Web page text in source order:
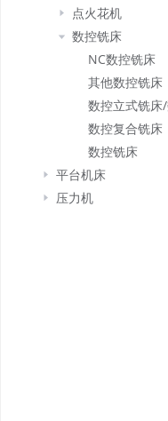
点火花机
数控铣床
NC数控铣床
其他数控铣床
数控立式铣床
数控复合铣床
数控铣床
平台机床
压力机